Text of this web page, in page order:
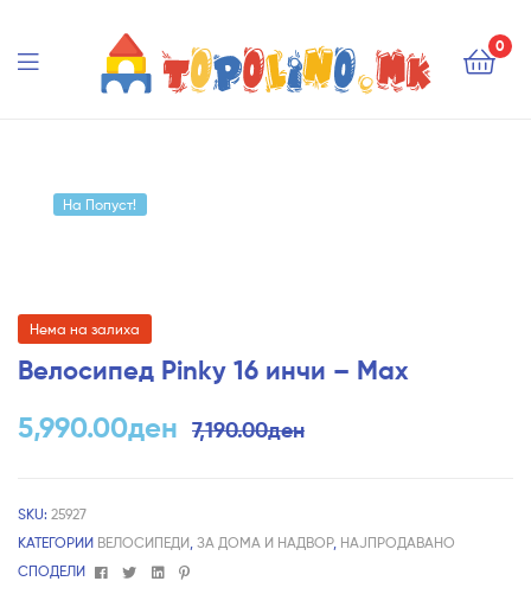
0
На Попуст!
Нема на залиха
Велосипед Pinky 16 инчи – Max
7,190.00ден
5,990.00ден
SKU: 25927
КАТЕГОРИИ ВЕЛОСИПЕДИ ЗА ДОМА И НАДВОР, НАЈПРОДАВАНО
СПОДЕЛИ
FacebookTwitterLinkedin
Pinterest